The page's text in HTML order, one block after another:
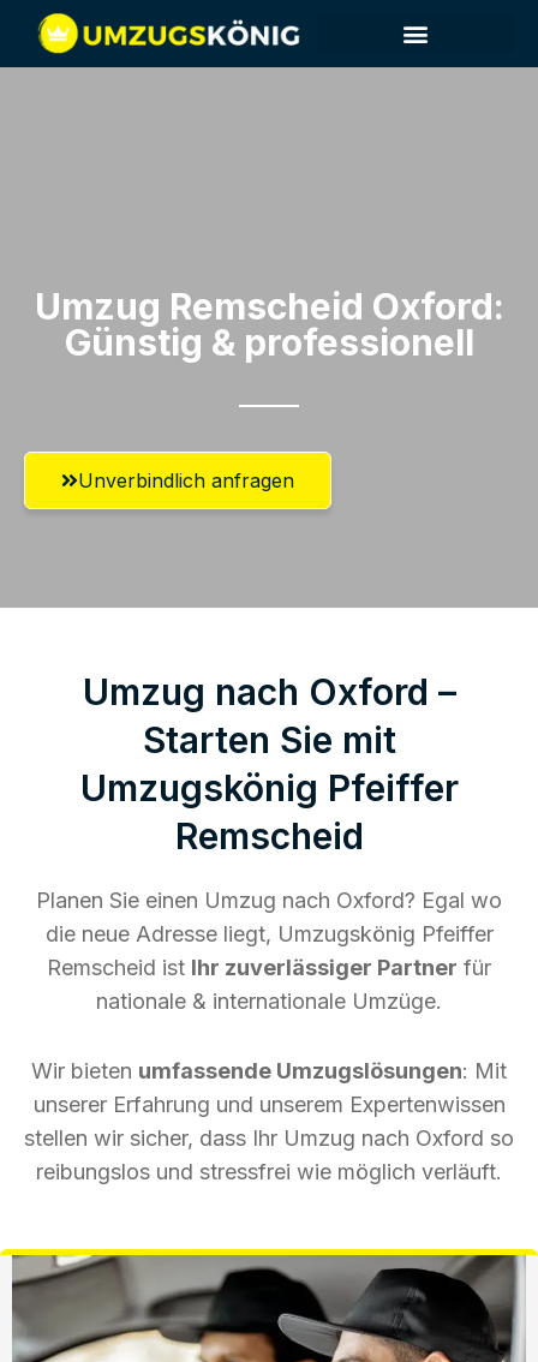
Umzug Remscheid​ Oxford:
Günstig & professionell​
Unverbindlich anfragen
Umzug nach Oxford –
Starten Sie mit
Umzugskönig Pfeiffer
Remscheid
Planen Sie einen Umzug nach Oxford? Egal wo
die neue Adresse liegt, Umzugskönig Pfeiffer
Remscheid ist Ihr zuverlässiger Partner für
nationale & internationale Umzüge.
Wir bieten umfassende Umzugslösungen: Mit
unserer Erfahrung und unserem Expertenwissen
stellen wir sicher, dass Ihr Umzug nach Oxford so
reibungslos und stressfrei wie möglich verläuft.